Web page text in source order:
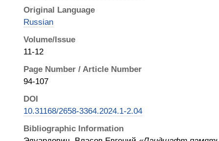
Original Language
Russian
Volume/Issue
11-12
Page Number / Article Number
94-107
DOI
10.31168/2658-3364.2024.1-2.04
Bibliographic Information